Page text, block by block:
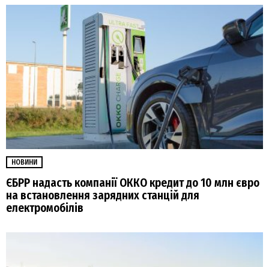
НОВИНИ
ЄБРР надасть компанії ОККО кредит до 10 млн євро
на встановлення зарядних станцій для
електромобілів